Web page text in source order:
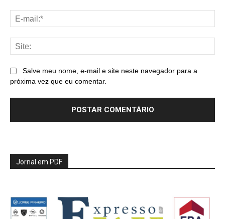
Salve meu nome, e-mail e site neste navegador para a
próxima vez que eu comentar.
Jornal em PDF